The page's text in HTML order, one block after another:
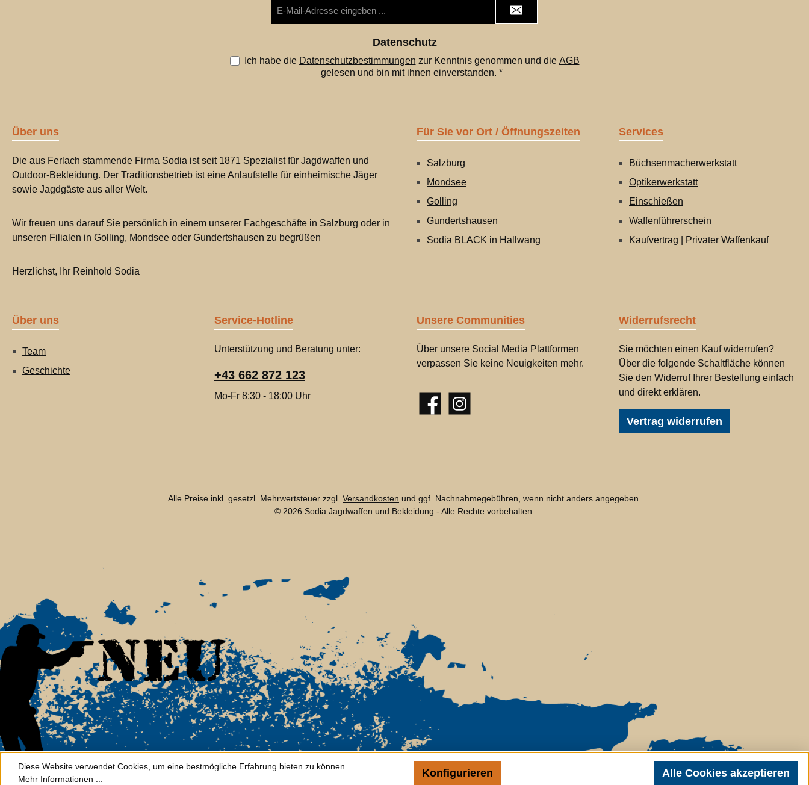
Mail-
Datenschutz
Ich habe die Datenschutzbestimmungen zur Kenntnis genommen und die AGB
gelesen und bin mit ihnen einverstanden. *
Über uns
Die aus Ferlach stammende Firma Sodia ist seit 1871 Spezialist für Jagdwaffen und
Outdoor-Bekleidung. Der Traditionsbetrieb ist eine Anlaufstelle für einheimische Jäger
sowie Jagdgäste aus aller Welt.
Wir freuen uns darauf Sie persönlich in einem unserer Fachgeschäfte in Salzburg oder in
unseren Filialen in Golling, Mondsee oder Gundertshausen zu begrüßen
Herzlichst, Ihr Reinhold Sodia
Für Sie vor Ort / Öffnungszeiten
Salzburg
Mondsee
Golling
Gundertshausen
Sodia BLACK in Hallwang
Services
Büchsenmacherwerkstatt
Optikerwerkstatt
Einschießen
Waffenführerschein
Kaufvertrag | Privater Waffenkauf
Über uns
Team
Geschichte
Service-Hotline
Unterstützung und Beratung unter:
+43 662 872 123
Mo-Fr 8:30 - 18:00 Uhr
Unsere Communities
Über unsere Social Media Plattformen
verpassen Sie keine Neuigkeiten mehr.
FacebookInstagram
Widerrufsrecht
Sie möchten einen Kauf widerrufen?
Über die folgende Schaltfläche können
Sie den Widerruf Ihrer Bestellung einfach
und direkt erklären.
Vertrag widerrufen
Alle Preise inkl. gesetzl. Mehrwertsteuer zzgl. Versandkosten und ggf. Nachnahmegebühren, wenn nicht anders angegeben.
© 2026 Sodia Jagdwaffen und Bekleidung - Alle Rechte vorbehalten.
Diese Website verwendet Cookies, um eine bestmögliche Erfahrung bieten zu können.
Mehr Informationen ...
Konfigurieren Alle Cookies akzeptieren